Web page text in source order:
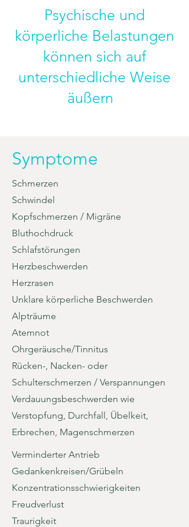
Our services
Primary care
Acute consultation / emergency
Vaccination advice
Travel medicine
Irritable bowel treatment
Infusion therapy
Psychische und
körperliche Belastungen
können sich auf
unterschiedliche Weise
äußern
Symptome
Schmerzen
Schwindel
Kopfschmerzen / Migräne
Bluthochdruck
Schlafstörungen
Herzbeschwerden
Herzrasen
Unklare körperliche Beschwerden
Alpträume
Atemnot
Ohrgeräusche/Tinnitus
Rücken-, Nacken- oder
Schulterschmerzen / Verspannungen
Verdauungsbeschwerden wie
Verstopfung, Durchfall, Übelkeit,
Erbrechen, Magenschmerzen
Verminderter Antrieb
Gedankenkreisen/Grübeln
Konzentrationsschwierigkeiten
Freudverlust
Traurigkeit